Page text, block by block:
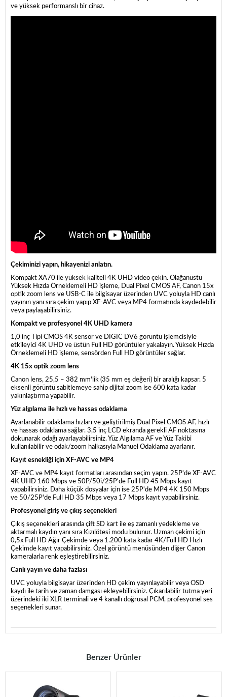
ve yüksek performanslı bir cihaz.
Çekiminizi yapın, hikayenizi anlatın.
Kompakt XA70 ile yüksek kaliteli 4K UHD video çekin. Olağanüstü
Yüksek Hızda Örneklemeli HD işleme, Dual Pixel CMOS AF, Canon 15x
optik zoom lens ve USB-C ile bilgisayar üzerinden UVC yoluyla HD canlı
yayının yanı sıra çekim yapıp XF-AVC veya MP4 formatında kaydedebilir
veya paylaşabilirsiniz.
Kompakt ve profesyonel 4K UHD kamera
1,0 inç Tipi CMOS 4K sensör ve DIGIC DV6 görüntü işlemcisiyle
etkileyici 4K UHD ve üstün Full HD görüntüler yakalayın. Yüksek Hızda
Örneklemeli HD işleme, sensörden Full HD görüntüler sağlar.
4K 15x optik zoom lens
Canon lens, 25,5 – 382 mm'lik (35 mm eş değeri) bir aralığı kapsar. 5
eksenli görüntü sabitlemeye sahip dijital zoom ise 600 kata kadar
yakınlaştırma yapabilir.
Yüz algılama ile hızlı ve hassas odaklama
Ayarlanabilir odaklama hızları ve geliştirilmiş Dual Pixel CMOS AF, hızlı
ve hassas odaklama sağlar. 3,5 inç LCD ekranda gerekli AF noktasına
dokunarak odağı ayarlayabilirsiniz. Yüz Algılama AF ve Yüz Takibi
kullanılabilir ve odak/zoom halkasıyla Manuel Odaklama ayarlanır.
Kayıt esnekliği için XF-AVC ve MP4
XF-AVC ve MP4 kayıt formatları arasından seçim yapın. 25P'de XF-AVC
4K UHD 160 Mbps ve 50P/50i/25P'de Full HD 45 Mbps kayıt
yapabilirsiniz. Daha küçük dosyalar için ise 25P'de MP4 4K 150 Mbps
ve 50/25P'de Full HD 35 Mbps veya 17 Mbps kayıt yapabilirsiniz.
Profesyonel giriş ve çıkış seçenekleri
Çıkış seçenekleri arasında çift SD kart ile eş zamanlı yedekleme ve
aktarmalı kaydın yanı sıra Kızılötesi modu bulunur. Uzman çekimi için
0,5x Full HD Ağır Çekimde veya 1.200 kata kadar 4K/Full HD Hızlı
Çekimde kayıt yapabilirsiniz. Özel görüntü menüsünden diğer Canon
kameralarla renk eşleştirebilirsiniz.
Canlı yayın ve daha fazlası
UVC yoluyla bilgisayar üzerinden HD çekim yayınlayabilir veya OSD
kaydı ile tarih ve zaman damgası ekleyebilirsiniz. Çıkarılabilir tutma yeri
üzerindeki iki XLR terminali ve 4 kanallı doğrusal PCM, profesyonel ses
seçenekleri sunar.
Benzer Ürünler